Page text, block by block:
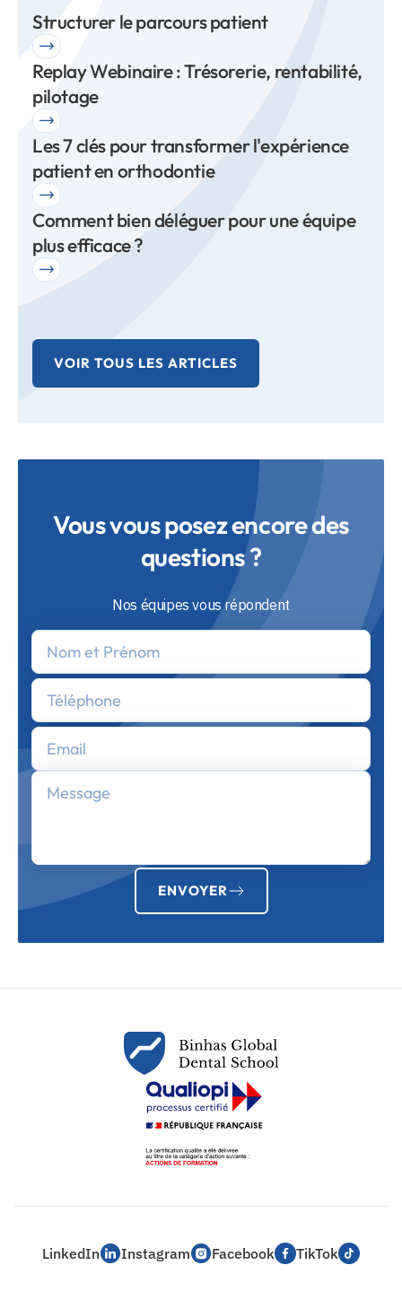
Structurer le parcours patient
Replay Webinaire : Trésorerie, rentabilité,
pilotage
Les 7 clés pour transformer l'expérience
patient en orthodontie
Comment bien déléguer pour une équipe
plus efficace ?
VOIR TOUS LES ARTICLES
Vous vous posez encore des
questions ?
Nos équipes vous répondent
ENVOYER
LinkedIn Instagram Facebook TikTok